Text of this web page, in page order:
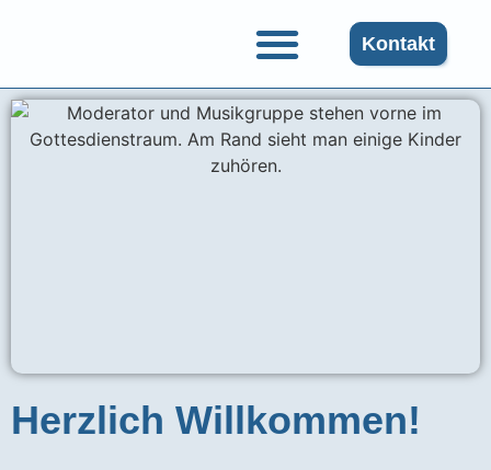
Kontakt
Herzlich Willkommen!